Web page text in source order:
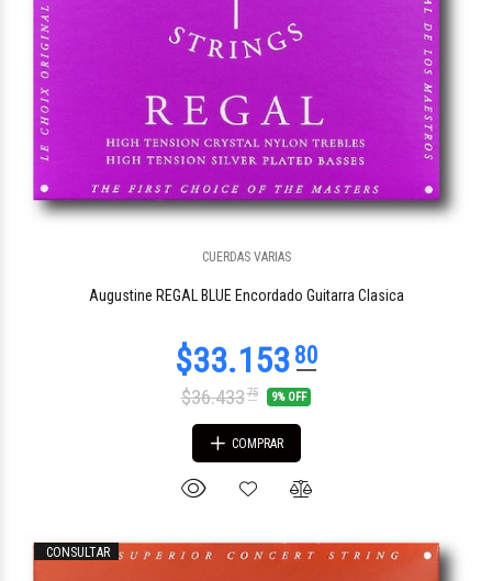
CUERDAS VARIAS
Augustine REGAL BLUE Encordado Guitarra Clasica
$36.43375 9% OFF
COMPRAR
CONSULTAR